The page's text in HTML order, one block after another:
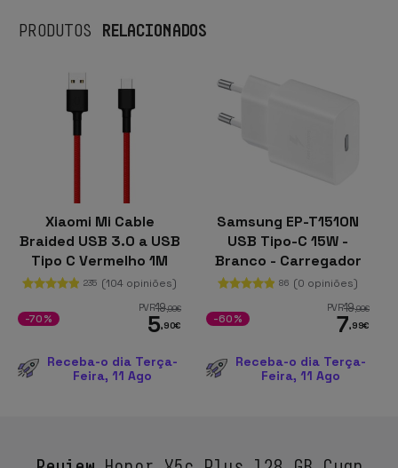
PRODUTOS RELACIONADOS
Xiaomi Mi Cable
Braided USB 3.0 a USB
Tipo C Vermelho 1M
235 (104 opiniões)
PVR19,99€
5,90€
-70%
Receba-o dia Terça-
Feira, 11 Ago
Samsung EP-T1510N
USB Tipo-C 15W -
Branco - Carregador
86 (0 opiniões)
PVR19,99€
7,99€
-60%
Receba-o dia Terça-
Feira, 11 Ago